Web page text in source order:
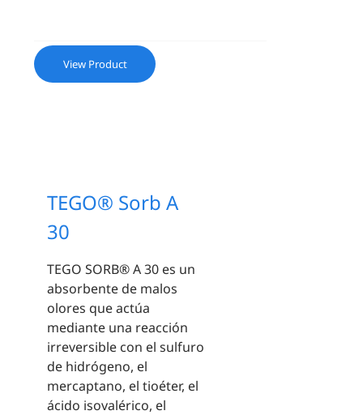
View Product
TEGO® Sorb A
30
TEGO SORB® A 30 es un
absorbente de malos
olores que actúa
mediante una reacción
irreversible con el sulfuro
de hidrógeno, el
mercaptano, el tioéter, el
ácido isovalérico, el